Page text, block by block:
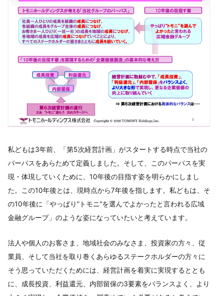
私どもは3年前、「第5次経営計画」がスタートする時点で当社の
パーパスをあらためて定義しました。そして、このパーパスを実
現・体現していくために、10年後の目指す姿を明らかにしまし
た。この10年後とは、現時点から7年後を指します。私どもは、そ
の10年後に「やっぱり“トモニ”を選んでよかったと言われる広域
金融グループ」のような姿になっていたいと考えています。
法人や個人のお客さま、地域社会のみなさま、投資家の方々、従
業員、そして当社を取り巻くあらゆるステークホルダーの方々に
そう思っていただくためには、経営計画を着実に実現するととも
に、成長投資、利益還元、内部留保の3要素をバランスよく、より